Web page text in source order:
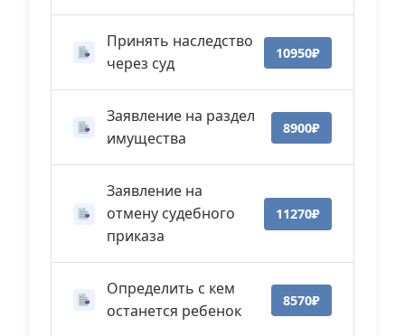
Принять наследство
через суд
10950₽
Заявление на раздел
имущества
8900₽
Заявление на
отмену судебного
приказа
11270₽
Определить с кем
останется ребенок
8570₽